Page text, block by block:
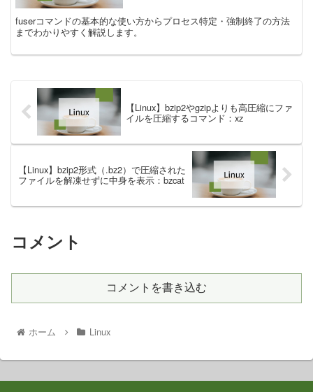
fuserコマンドの基本的な使い方からプロセス特定・強制終了の方法
までわかりやすく解説します。
【Linux】bzip2やgzipよりも高圧縮にファ
イルを圧縮するコマンド：xz
【Linux】bzip2形式（.bz2）で圧縮された
ファイルを解凍せずに中身を表示：bzcat
コメント
コメントを書き込む
ホーム Linux